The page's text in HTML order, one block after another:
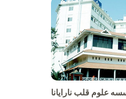
علوم قلب نارایانا